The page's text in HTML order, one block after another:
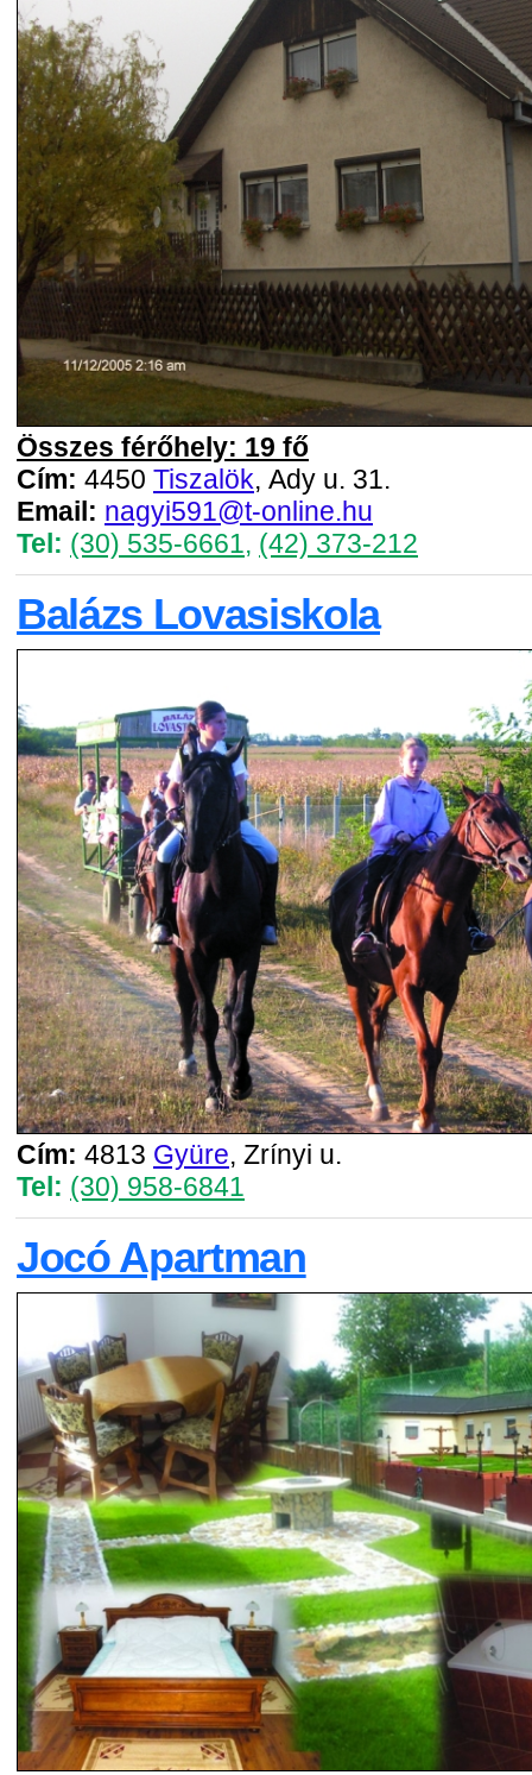
Összes férőhely: 19 fő
Cím: 4450 Tiszalök, Ady u. 31.
Email: nagyi591@t-online.hu
Tel: (30) 535-6661, (42) 373-212
Balázs Lovasiskola
Cím: 4813 Gyüre, Zrínyi u.
Tel: (30) 958-6841
Jocó Apartman